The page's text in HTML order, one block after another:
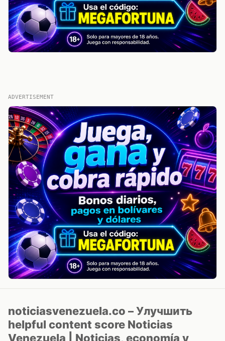
ADVERTISEMENT
noticiasvenezuela.co – Улучшить
helpful content score Noticias
Venezuela | Noticias, economía y